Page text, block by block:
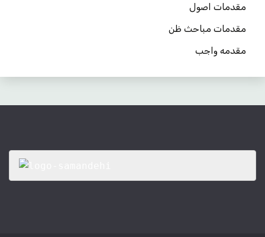
مقدمات اصول
مقدمات مباحث ظن
مقدمه واجب